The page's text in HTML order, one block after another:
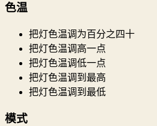
色温
把灯色温调为百分之四十
把灯色温调高一点
把灯色温调低一点
把灯色温调到最高
把灯色温调到最低
模式